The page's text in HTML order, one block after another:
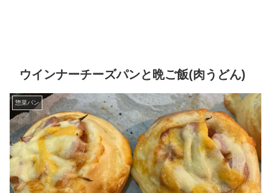
ウインナーチーズパンと晩ご飯(肉うどん)
惣菜パン